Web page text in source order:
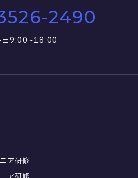
2490
日9:00~18:00
ア研修